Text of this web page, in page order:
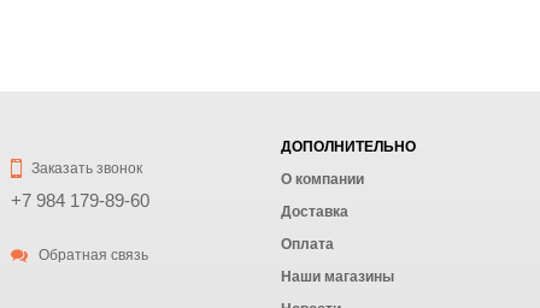
Заказать звонок
+7 984 179-89-60
Обратная связь
ДОПОЛНИТЕЛЬНО
О компании
Доставка
Оплата
Наши магазины